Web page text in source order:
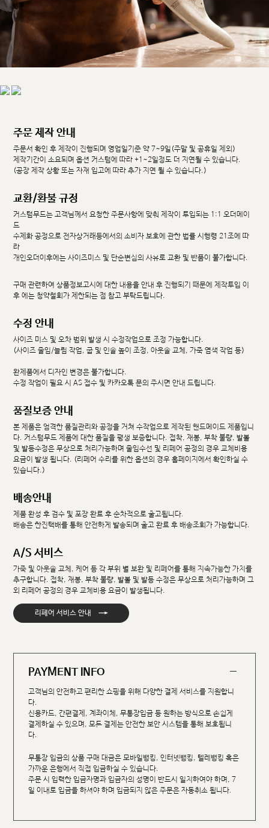
주문 제작 안내
주문서 확인 후 제작이 진행되며 영업일기준 약 7~9일(주말 및 공휴일 제외)
제작기간이 소요되며 옵션 커스텀에 따라 +1~2일정도 더 지연될 수 있습니다.
(공장 제작 상황 또는 자재 입고에 따라 추가 지연 될 수 있습니다.)
교환/환불 규정
커스텀무드는 고객님께서 요청한 주문사항에 맞춰 제작이 투입되는 1:1 오더메이
드
수제화 공정으로 전자상거래등에서의 소비자 보호에 관한 법률 시행령 21조에 따
라
개인오더이후에는 사이즈미스 및 단순변심의 사유로 교환 및 반품이 불가합니다.
구매 관련하여 상품정보고시에 대한 내용을 안내 후 진행되기 때문에 제작투입 이
후 에는 청약철회가 제한되는 점 참고 부탁드립니다.
수정 안내
사이즈 미스 및 오차 범위 발생 시 수정작업으로 조정 가능합니다.
(사이즈 줄임/늘림 작업, 굽 및 인솔 높이 조정, 아웃솔 교체, 가죽 염색 작업 등)
완제품에서 디자인 변경은 불가합니다.
수정 작업이 필요 시 AS 접수 및 카카오톡 문의 주시면 안내 드립니다.
품질보증 안내
본 제품은 엄격한 품질관리와 공정을 거쳐 수작업으로 제작된 핸드메이드 제품입니
다. 커스텀무드 제품에 대한 품질을 평생 보증합니다. 접착, 재봉, 부착 불량, 발볼
및 발등수정은 무상으로 처리가능하며 줄임수선 및 리페어 공정의 경우 교체비용
요금이 발생 됩니다. (리페어 수리를 위한 옵션의 경우 홈페이지에서 확인하실 수
있습니다.)
배송안내
제품 완성 후 검수 및 포장 완료 후 순차적으로 출고됩니다.
배송은 한진택배를 통해 안전하게 발송되며 출고 완료 후 배송조회가 가능합니다.
A/S 서비스
가죽 및 아웃솔 교체, 케어 등 각 부위 별 보완 및 리페어를 통해 지속가능한 가치를
추구합니다. 접착, 재봉, 부착 불량, 발볼 및 발등 수정은 무상으로 처리가능하며 그
외 리페어 공정의 경우 교체비용 요금이 발생됩니다.
리페어 서비스 안내 →
PAYMENT INFO
고객님의 안전하고 편리한 쇼핑을 위해 다양한 결제 서비스를 지원합니
다.
신용카드, 간편결제, 계좌이체, 무통장입금 등 원하는 방식으로 손쉽게
결제하실 수 있으며, 모든 결제는 안전한 보안 시스템을 통해 보호됩니
다.
무통장 입금의 상품 구매 대금은 모바일뱅킹, 인터넷뱅킹, 텔레뱅킹 혹은
가까운 은행에서 직접 입금하실 수 있습니다.
주문 시 입력한 입금자명과 입금자의 성명이 반드시 일치하여야 하며, 7
일 이내로 입금을 하셔야 하며 입금되지 않은 주문은 자동취소 됩니다.